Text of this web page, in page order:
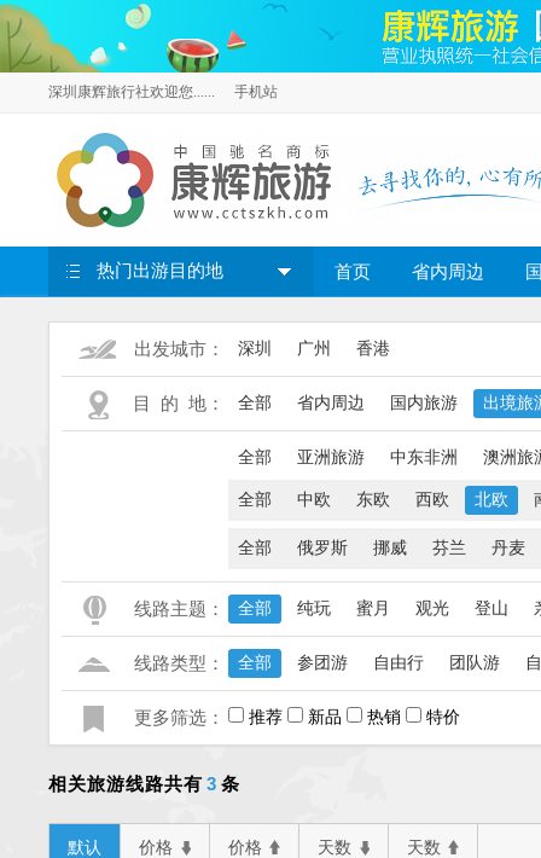
深圳康辉旅行社欢迎您...... 手机站
热门出游目的地 首页 省内周边
出发城市： 深圳 广州 香港
目 的 地： 全部 省内周边 国内旅游 出境旅
全部 亚洲旅游 中东非洲 澳洲旅
全部 中欧 东欧 西欧 北欧
全部 俄罗斯 挪威 芬兰 丹麦
线路主题： 全部 纯玩 蜜月 观光 登山
线路类型： 全部 参团游 自由行 团队游
更多筛选： 推荐 新品 热销 特价
相关旅游线路共有 3 条
默认 价格 价格 天数 天数